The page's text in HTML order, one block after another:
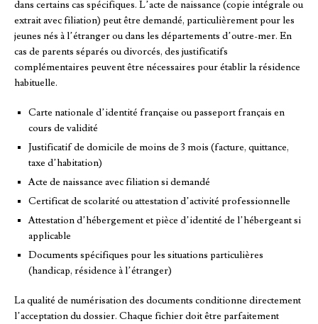
dans certains cas spécifiques. L’acte de naissance (copie intégrale ou
extrait avec filiation) peut être demandé, particulièrement pour les
jeunes nés à l’étranger ou dans les départements d’outre-mer. En
cas de parents séparés ou divorcés, des justificatifs
complémentaires peuvent être nécessaires pour établir la résidence
habituelle.
Carte nationale d’identité française ou passeport français en
cours de validité
Justificatif de domicile de moins de 3 mois (facture, quittance,
taxe d’habitation)
Acte de naissance avec filiation si demandé
Certificat de scolarité ou attestation d’activité professionnelle
Attestation d’hébergement et pièce d’identité de l’hébergeant si
applicable
Documents spécifiques pour les situations particulières
(handicap, résidence à l’étranger)
La qualité de numérisation des documents conditionne directement
l’acceptation du dossier. Chaque fichier doit être parfaitement